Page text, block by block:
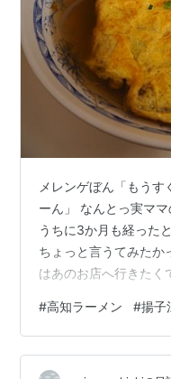
メレンゲぼん「もう
ーん」 なんとっ実マ
うちに3か月も経った
ちょっと言うてみたか
はあのお店へ行きたく
PM14:30LO PM17:00
地図はコチラ 駐車場
す何度か来てたんです
#高知ラーメン #揚子